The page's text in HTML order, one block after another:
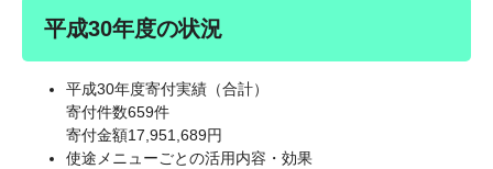
平成30年度の状況
平成30年度寄付実績（合計）
寄付件数659件
寄付金額17,951,689円
使途メニューごとの活用内容・効果